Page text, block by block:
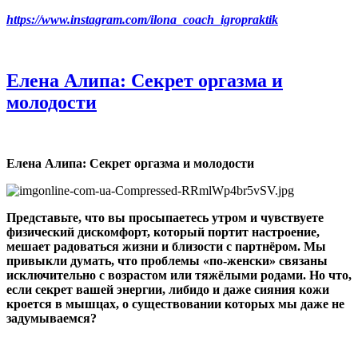
https://www.instagram.com/ilona_coach_igropraktik
Елена Алипа: Секрет оргазма и
молодости
Елена Алипа: Секрет оргазма и молодости
Представьте, что вы просыпаетесь утром и чувствуете
физический дискомфорт, который портит настроение,
мешает радоваться жизни и близости с партнёром. Мы
привыкли думать, что проблемы «по‑женски» связаны
исключительно с возрастом или тяжёлыми родами. Но что,
если секрет вашей энергии, либидо и даже сияния кожи
кроется в мышцах, о существовании которых мы даже не
задумываемся?